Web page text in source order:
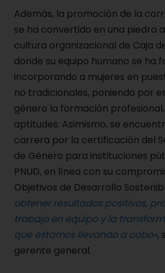
Además, la promoción de la
se ha convertido en una piedra
cultura organizacional de Caja
donde su equipo humano se ha
incorporando a mujeres en
no tradicionales, poniendo por
género la formación
aptitudes. Asimismo, se
carrera por la certificación del
de Género para instituciones
PNUD, en línea con su
Objetivos de Desarrollo
obtener resultados positivos,
trabajo en equipo y la
que estamos llevando a cabo»,
gerente general.